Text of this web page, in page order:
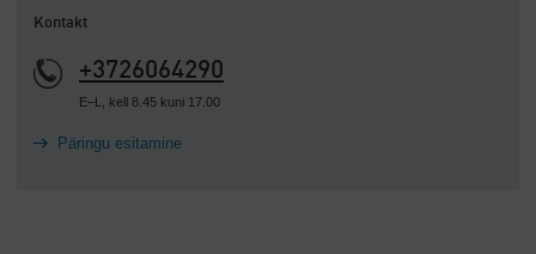
Kontakt
+3726064290
E–L, kell 8.45 kuni 17.00
Päringu esitamine